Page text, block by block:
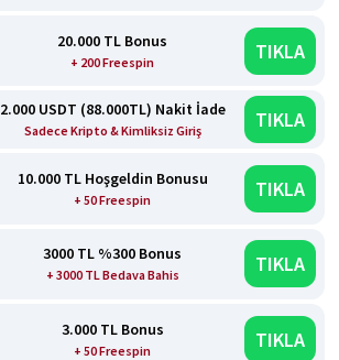
20.000 TL Bonus
+ 200 Freespin TIKLA
2.000 USDT (88.000TL) Nakit İade
Sadece Kripto & Kimliksiz Giriş TIKLA
10.000 TL Hoşgeldin Bonusu
+ 50 Freespin TIKLA
3000 TL %300 Bonus
+ 3000 TL Bedava Bahis TIKLA
3.000 TL Bonus
+ 50 Freespin TIKLA